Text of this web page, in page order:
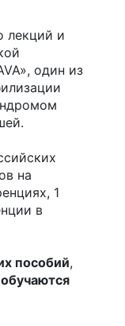
лекций и
один из
на
1
в
пособий,
обучаются